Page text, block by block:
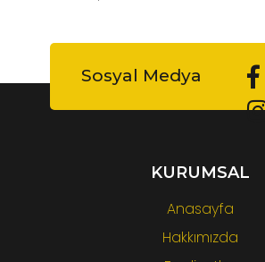
Sosyal Medya
KURUMSAL
Anasayfa
Hakkımızda